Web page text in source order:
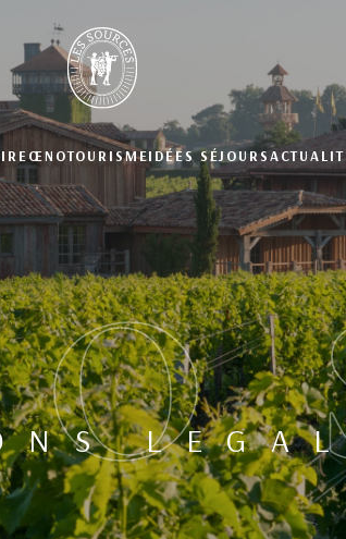
ŒNOTOURISMEIDÉES SÉJOURS